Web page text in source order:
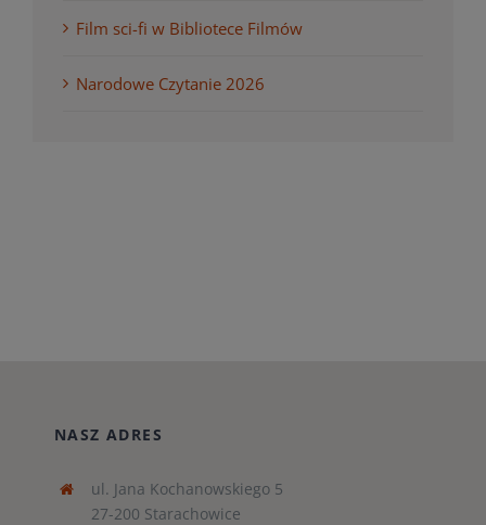
Film sci-fi w Bibliotece Filmów
Narodowe Czytanie 2026
NASZ ADRES
ul. Jana Kochanowskiego 5
27-200 Starachowice